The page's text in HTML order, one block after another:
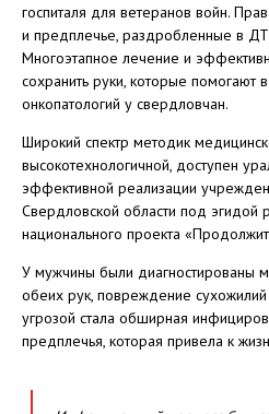
госпиталя для ветеранов войн.
и предплечье, раздробленные в
Многоэтапное лечение и
сохранить руки, которые помогают
онкопатологий у свердловчан.
Широкий спектр методик
высокотехнологичной, доступен
эффективной реализации
Свердловской области под эгидой
национального проекта
У мужчины были диагностированы
обеих рук, повреждение
угрозой стала обширная
предплечья, которая привела к